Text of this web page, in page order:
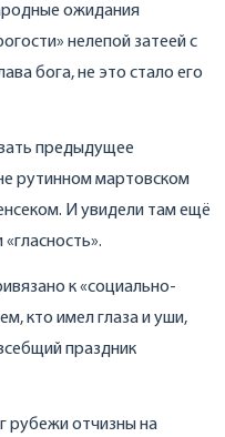
ожидания
нелепой затеей с
бога, не это стало его
предыдущее
рутинном мартовском
И увидели там ещё
к «социально-
кто имел глаза и уши,
праздник
рубежи отчизны на